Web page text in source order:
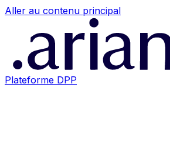
Aller au contenu principal
Plateforme DPP